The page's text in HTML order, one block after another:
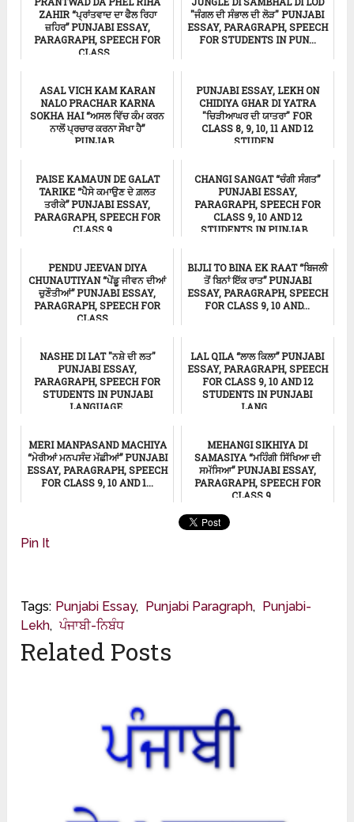
ZAHIR “ਪ੍ਰਾਂਤਵਾਦ ਦਾ ਫੈਲ ਰਿਹਾ
ਜ਼ਹਿਰ” PUNJABI ESSAY,
PARAGRAPH, SPEECH FOR
CLASS...
"ਜੰਗਲ ਦੀ ਸੰਭਾਲ ਦੀ ਲੋੜ" PUNJABI
ESSAY, PARAGRAPH, SPEECH
FOR STUDENTS IN PUN...
ASAL VICH KAM KARAN
NALO PRACHAR KARNA
SOKHA HAI “ਅਸਲ ਵਿੱਚ ਕੰਮ ਕਰਨ
ਨਾਲੋਂ ਪ੍ਰਚਾਰ ਕਰਨਾ ਸੌਖਾ ਹੈ”
PUNJAB...
PUNJABI ESSAY, LEKH ON
CHIDIYA GHAR DI YATRA
"ਚਿੜੀਆਘਰ ਦੀ ਯਾਤਰਾ" FOR
CLASS 8, 9, 10, 11 AND 12
STUDEN...
PAISE KAMAUN DE GALAT
TARIKE “ਪੈਸੇ ਕਮਾਉਣ ਦੇ ਗ਼ਲਤ
ਤਰੀਕੇ” PUNJABI ESSAY,
PARAGRAPH, SPEECH FOR
CLASS 9,...
CHANGI SANGAT “ਚੰਗੀ ਸੰਗਤ”
PUNJABI ESSAY,
PARAGRAPH, SPEECH FOR
CLASS 9, 10 AND 12
STUDENTS IN PUNJAB...
PENDU JEEVAN DIYA
CHUNAUTIYAN “ਪੇਂਡੂ ਜੀਵਨ ਦੀਆਂ
ਚੁਣੌਤੀਆਂ” PUNJABI ESSAY,
PARAGRAPH, SPEECH FOR
CLASS ...
BIJLI TO BINA EK RAAT “ਬਿਜਲੀ
ਤੋਂ ਬਿਨਾਂ ਇੱਕ ਰਾਤ” PUNJABI
ESSAY, PARAGRAPH, SPEECH
FOR CLASS 9, 10 AND...
NASHE DI LAT "ਨਸ਼ੇ ਦੀ ਲਤ"
PUNJABI ESSAY,
PARAGRAPH, SPEECH FOR
STUDENTS IN PUNJABI
LANGUAGE.
LAL QILA “ਲਾਲ ਕਿਲਾ” PUNJABI
ESSAY, PARAGRAPH, SPEECH
FOR CLASS 9, 10 AND 12
STUDENTS IN PUNJABI
LANG...
MERI MANPASAND MACHIYA
“ਮੇਰੀਆਂ ਮਨਪਸੰਦ ਮੱਛੀਆਂ” PUNJABI
ESSAY, PARAGRAPH, SPEECH
FOR CLASS 9, 10 AND 1...
MEHANGI SIKHIYA DI
SAMASIYA “ਮਹਿੰਗੀ ਸਿੱਖਿਆ ਦੀ
ਸਮੱਸਿਆ” PUNJABI ESSAY,
PARAGRAPH, SPEECH FOR
CLASS 9, ...
Pin It
Tags: Punjabi Essay, Punjabi Paragraph,
Punjabi-
Lekh, ਪੰਜਾਬੀ-ਨਿਬੰਧ
Related Posts